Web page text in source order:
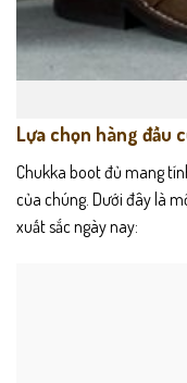
Lựa chọn hàng đầu
Chukka boot đủ mang
của chúng. Dưới đây là
xuất sắc ngày nay: